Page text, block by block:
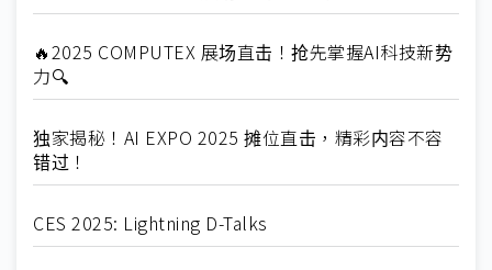
🔥2025 COMPUTEX 展场直击！抢先掌握AI科技新势
力🔍
独家揭秘！AI EXPO 2025 摊位直击，精彩内容不容
错过！
CES 2025: Lightning D-Talks